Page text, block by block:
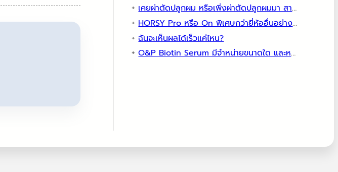
เคยผ่าตัดปลูกผม หรือเพิ่งผ่าตัดปลูกผมมา สามารถใช้ HORSY Pro ได้ไหม?
HORSY Pro หรือ On พิเศษกว่ายี่ห้ออื่นอย่างไร?
ฉันจะเห็นผลได้เร็วแค่ไหน?
O&P Biotin Serum มีจำหน่ายขนาดใด และหาซื้อได้ที่ไหน